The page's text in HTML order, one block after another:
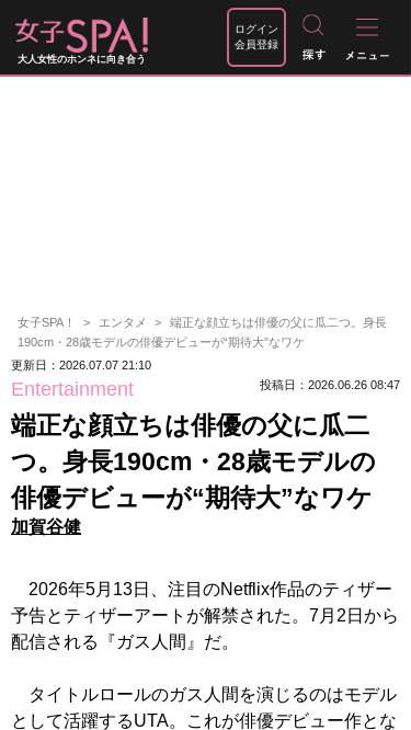
大人女性のホンネに向き合う
ログイン
会員登録
女子SPA！ エンタメ
端正な顔立ちは俳優の父に瓜二つ。身長
190cm・28歳モデルの俳優デビューが“期待大”なワケ
更新日：2026.07.07 21:10
Entertainment 投稿日：2026.06.26 08:47
端正な顔立ちは俳優の父に瓜二
つ。身長190cm・28歳モデルの
俳優デビューが“期待大”なワケ
加賀谷健
2026年5月13日、注目のNetflix作品のティザー
予告とティザーアートが解禁された。7月2日から
配信される『ガス人間』だ。
タイトルロールのガス人間を演じるのはモデル
として活躍するUTA。これが俳優デビュー作とな